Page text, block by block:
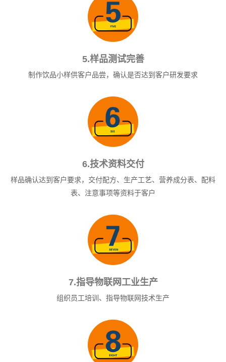
5.样品测试完善
制作饮品小样供客户品尝，确认是否达到客户研发要求
6.技术资料交付
样品确认达到客户要求，交付配方、生产工艺、营养成分表、配料
表、注意事项等资料于客户
7.指导物联网工业生产
组织员工培训、指导物联网技术生产